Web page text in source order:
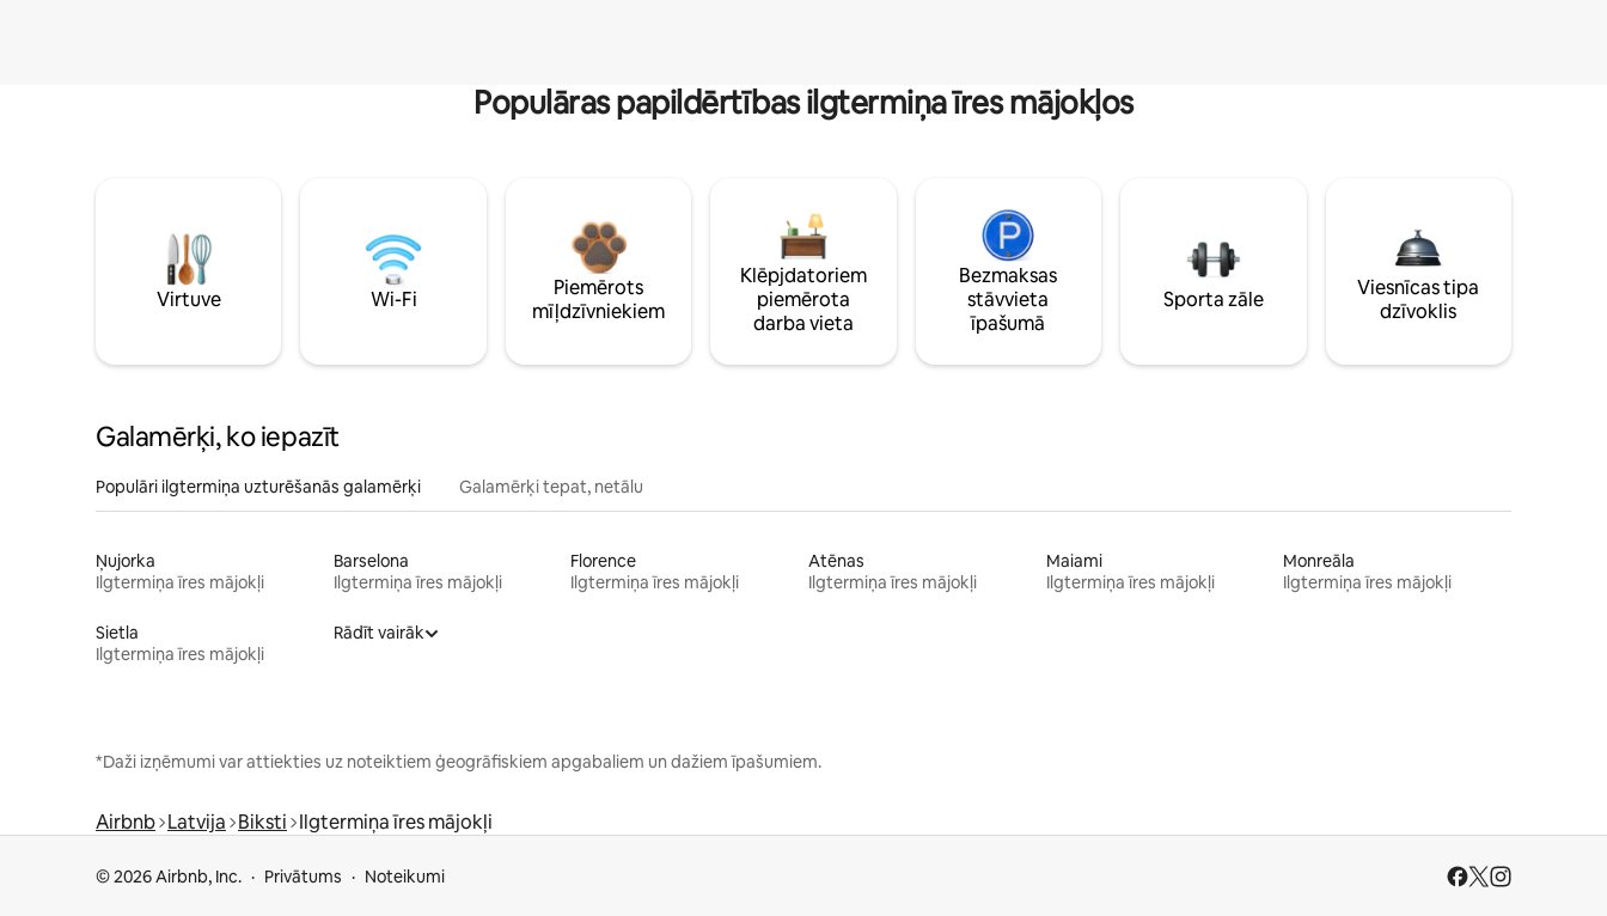
Populāras papildērtības ilgtermiņa īres mājokļos
Virtuve Wi-Fi
Piemērots
mīļdzīvniekiem
Klēpjdatoriem
piemērota
darba vieta
Bezmaksas
stāvvieta
īpašumā
Sporta zāle
Viesnīcas tipa
dzīvoklis
Galamērķi, ko iepazīt
Populāri ilgtermiņa uzturēšanās galamērķi Galamērķi tepat, netālu
Ņujorka
Ilgtermiņa īres mājokļi
Barselona
Ilgtermiņa īres mājokļi
Florence
Ilgtermiņa īres mājokļi
Atēnas
Ilgtermiņa īres mājokļi
Maiami
Ilgtermiņa īres mājokļi
Monreāla
Ilgtermiņa īres mājokļi
Sietla
Ilgtermiņa īres mājokļi
Rādīt vairāk
*Daži izņēmumi var attiekties uz noteiktiem ģeogrāfiskiem apgabaliem un dažiem īpašumiem.
Airbnb Latvija Biksti Ilgtermiņa īres mājokļi
© 2026 Airbnb, Inc. Privātums Noteikumi